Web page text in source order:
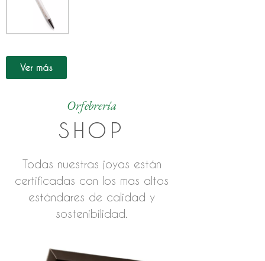
Ver más
Orfebrería
SHOP
Todas nuestras joyas están
certificadas con los mas altos
estándares de calidad y
sostenibilidad.